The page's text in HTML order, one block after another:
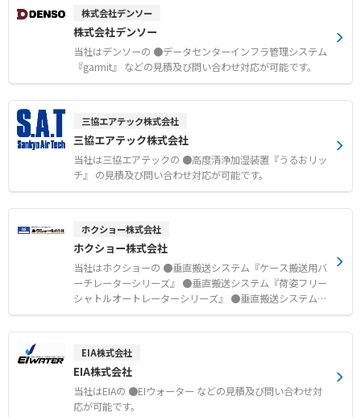
株式会社デンソー
株式会社デンソー
当社はデンソーの ●データセンターインフラ管理システム
『garmit』 などの見積及び問い合わせ対応が可能です。
三協エアテック株式会社
三協エアテック株式会社
当社は三協エアテックの ●高度清浄加湿装置『うるおリッ
チ』 の見積及び問い合わせ対応が可能です。
ホクショー株式会社
ホクショー株式会社
当社はホクショーの ●垂直搬送システム『ケース搬送用バ
ーチレーターシリーズ』 ●垂直搬送システム『荷姿フリー
シャトルオートレーターシリーズ』 ●垂直搬送システム
『パレット搬送用オートレーターVシリーズ』 ●垂直搬送
システム『パレットフリーオートレーターVシリーズ』 な
EIA株式会社
EIA株式会社
当社はEIAの ●EIウォーター などの見積及び問い合わせ対
応が可能です。